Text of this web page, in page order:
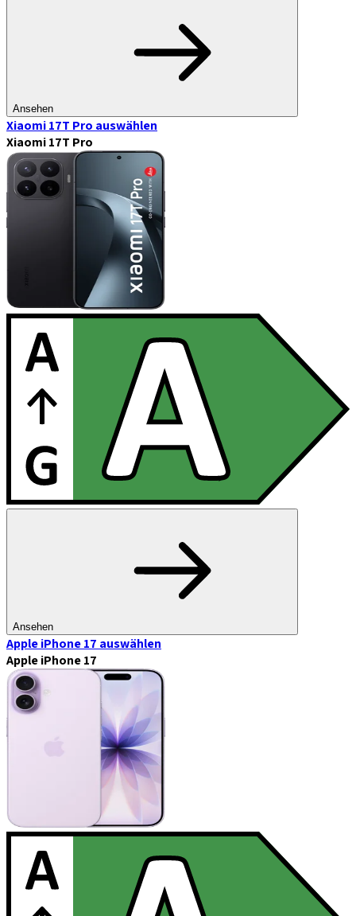
Ansehen
Xiaomi 17T Pro auswählen
Xiaomi 17T Pro
Ansehen
Apple iPhone 17 auswählen
Apple iPhone 17